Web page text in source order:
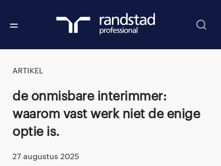
ARTIKEL
De onmisbare interimmer:
waarom vast werk niet de enige
optie is.
27 augustus 2025